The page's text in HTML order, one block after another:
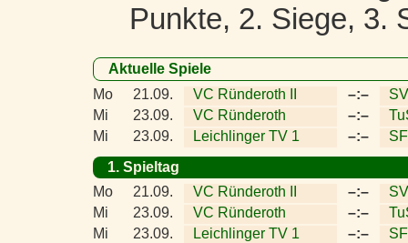
Punkte, 2. Siege, 3.
Aktuelle Spiele
Mo
21.09. VC Ründeroth II –:–
Mi
23.09. VC Ründeroth –:–
Mi
23.09. Leichlinger TV 1 –:–
1. Spieltag
Mo
21.09. VC Ründeroth II –:–
Mi
23.09. VC Ründeroth –:–
Mi
23.09. Leichlinger TV 1 –:–